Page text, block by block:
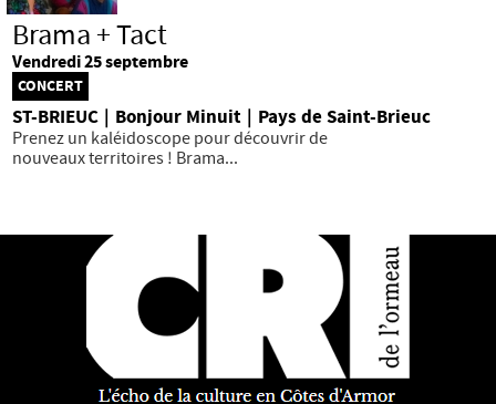
Brama + Tact
Vendredi 25 septembre
CONCERT
ST-BRIEUC Bonjour Minuit Pays de Saint-Brieuc
Prenez un kaléidoscope pour découvrir de
nouveaux territoires ! Brama...